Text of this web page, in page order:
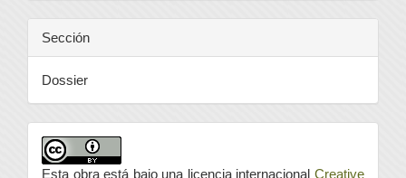
Sección
Dossier
Esta obra está bajo una licencia internacional Creative